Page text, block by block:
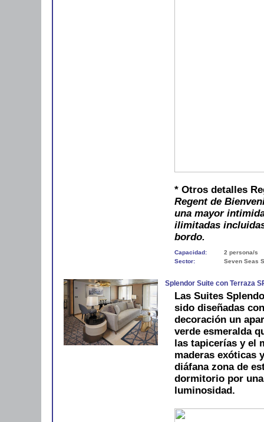
* Otros detalles
Regent de
una mayor
ilimitadas
bordo.
Capacidad:
2 persona/s
Sector:
Seven Seas
Splendor Suite con Terraza
Las Suites
sido diseñadas
decoración un
verde esmeralda
las tapicerías y el
maderas exóticas
diáfana zona de
dormitorio por
luminosidad.